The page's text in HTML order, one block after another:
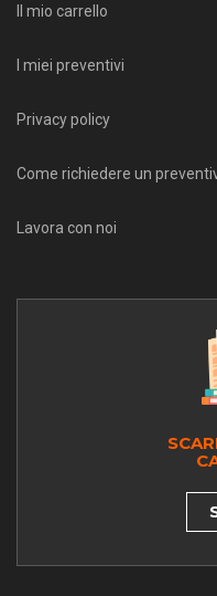
Il mio carrello
I miei preventivi
Privacy policy
Come richiedere un
Lavora con noi